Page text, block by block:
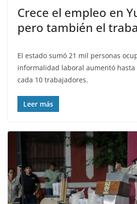
Crece el empleo en
pero también el
El estado sumó 21 mil personas
informalidad laboral aumentó hasta
cada 10 trabajadores.
Leer más